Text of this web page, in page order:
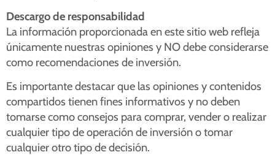
Descargo de responsabilidad
La información proporcionada en este sitio web refleja
únicamente nuestras opiniones y NO debe considerarse
como recomendaciones de inversión.
Es importante destacar que las opiniones y contenidos
compartidos tienen fines informativos y no deben
tomarse como consejos para comprar, vender o realizar
cualquier tipo de operación de inversión o tomar
cualquier otro tipo de decisión.